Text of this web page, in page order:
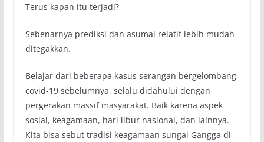
Terus kapan itu terjadi?
Sebenarnya prediksi dan asumai relatif lebih mudah
ditegakkan.
Belajar dari beberapa kasus serangan bergelombang
covid-19 sebelumnya, selalu didahului dengan
pergerakan massif masyarakat. Baik karena aspek
sosial, keagamaan, hari libur nasional, dan lainnya.
Kita bisa sebut tradisi keagamaan sungai Gangga di